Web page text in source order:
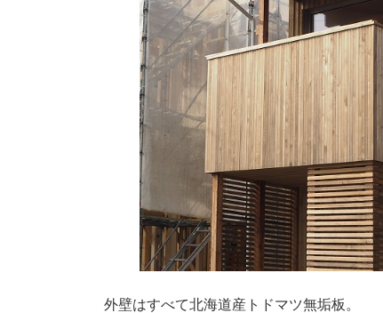
外壁はすべて北海道産トドマツ無垢板。